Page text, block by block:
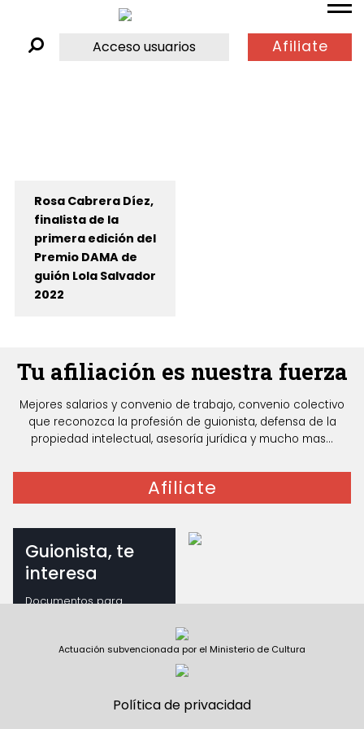
Acceso usuarios Afiliate
Rosa Cabrera Díez,
finalista de la
primera edición del
Premio DAMA de
guión Lola Salvador
2022
Tu afiliación es nuestra fuerza
Mejores salarios y convenio de trabajo, convenio colectivo
que reconozca la profesión de guionista, defensa de la
propiedad intelectual, asesoría jurídica y mucho mas...
Afiliate
Guionista, te
interesa
Documentos para
Actuación subvencionada por el Ministerio de Cultura
Política de privacidad